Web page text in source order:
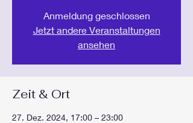
Anmeldung geschlossen
Jetzt andere Veranstaltungen
ansehen
Zeit & Ort
27. Dez. 2024, 17:00 – 23:00